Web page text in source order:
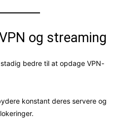
og streaming
bedre til at opdage VPN-
konstant deres servere og